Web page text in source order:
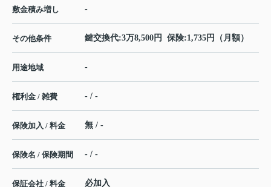
敷金積み増し -
その他条件 鍵交換代:3万8,500円 保険:1,735円（月額）
用途地域 -
権利金 / 雑費 - / -
保険加入 / 料金 無 / -
保険名 / 保険期間 - / -
保証会社 / 料金
必加入